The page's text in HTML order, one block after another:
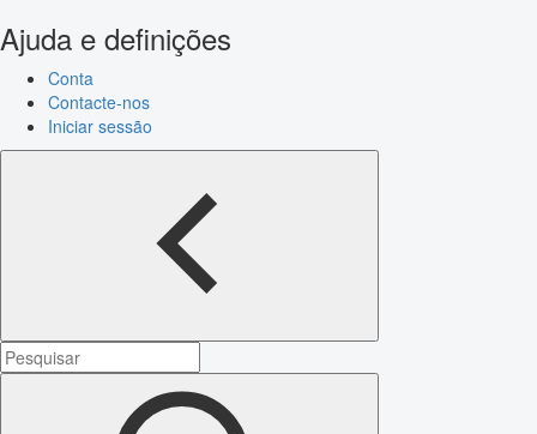
Ajuda e definições
Conta
Contacte-nos
Iniciar sessão